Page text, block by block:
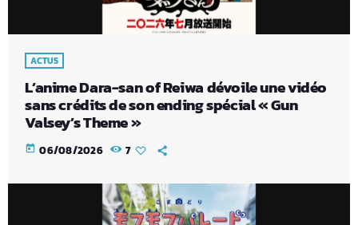
ACTUS
L’anime Dara-san of Reiwa dévoile une vidéo
sans crédits de son ending spécial « Gun
Valsey’s Theme »
today 06/08/2026 7